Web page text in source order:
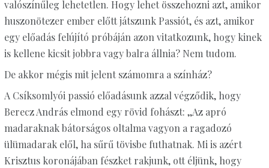
valószínűleg lehetetlen. Hogy lehet összehozni azt, amikor
huszonötezer ember előtt játszunk Passiót, és azt, amikor
egy előadás felújító próbáján azon vitatkozunk, hogy kinek
is kellene kicsit jobbra vagy balra állnia? Nem tudom.
De akkor mégis mit jelent számomra a színház?
A Csíksomlyói passió előadásunk azzal végződik, hogy
Berecz András elmond egy rövid fohászt: ,,Az apró
madaraknak bátorságos oltalma vagyon a ragadozó
ülümadarak elől, ha sűrű tövisbe futhatnak. Mi is azért
Krisztus koronájában fészket rakjunk, ott éljünk, hogy